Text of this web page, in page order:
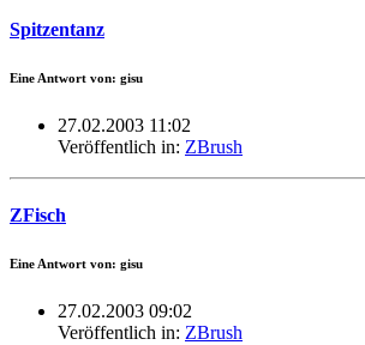
Spitzentanz
Eine Antwort von: gisu
27.02.2003 11:02
Veröffentlich in: ZBrush
ZFisch
Eine Antwort von: gisu
27.02.2003 09:02
Veröffentlich in: ZBrush